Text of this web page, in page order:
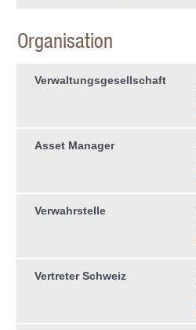
Organisation
Verwaltungs­gesellschaft
Asset Manager
Verwahrstelle
Vertreter Schweiz